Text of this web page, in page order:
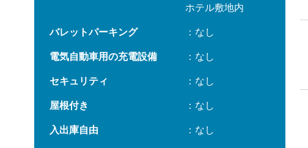
ホテル敷地内
バレットパーキング
：なし
電気自動車用の充電設備
：なし
セキュリティ
：なし
屋根付き
：なし
入出庫自由
：なし